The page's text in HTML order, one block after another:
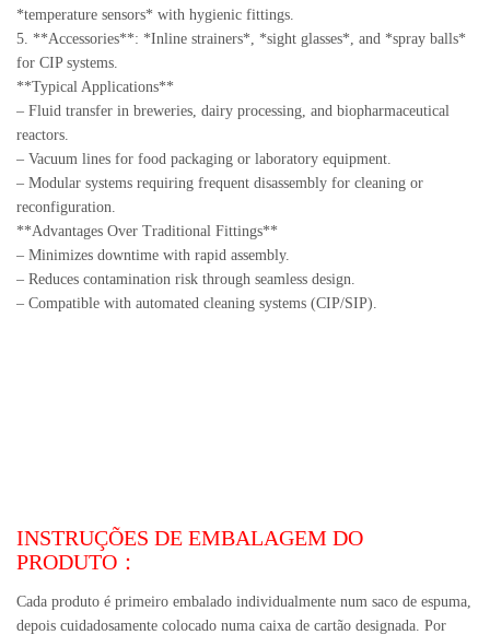
*temperature sensors* with hygienic fittings.
5. **Accessories**: *Inline strainers*, *sight glasses*, and *spray balls*
for CIP systems.
**Typical Applications**
– Fluid transfer in breweries, dairy processing, and biopharmaceutical
reactors.
– Vacuum lines for food packaging or laboratory equipment.
– Modular systems requiring frequent disassembly for cleaning or
reconfiguration.
**Advantages Over Traditional Fittings**
– Minimizes downtime with rapid assembly.
– Reduces contamination risk through seamless design.
– Compatible with automated cleaning systems (CIP/SIP).
INSTRUÇÕES DE EMBALAGEM DO
PRODUTO：
Cada produto é primeiro embalado individualmente num saco de espuma,
depois cuidadosamente colocado numa caixa de cartão designada. Por